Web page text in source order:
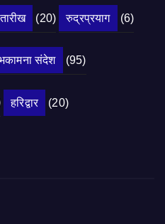
(20) रुद्रप्रयाग (6)
संदेश (95)
हरिद्वार (20)